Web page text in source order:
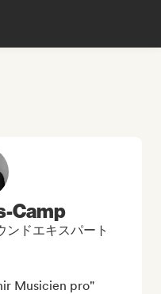
Camp
ンドエキスパート
Musicien pro"